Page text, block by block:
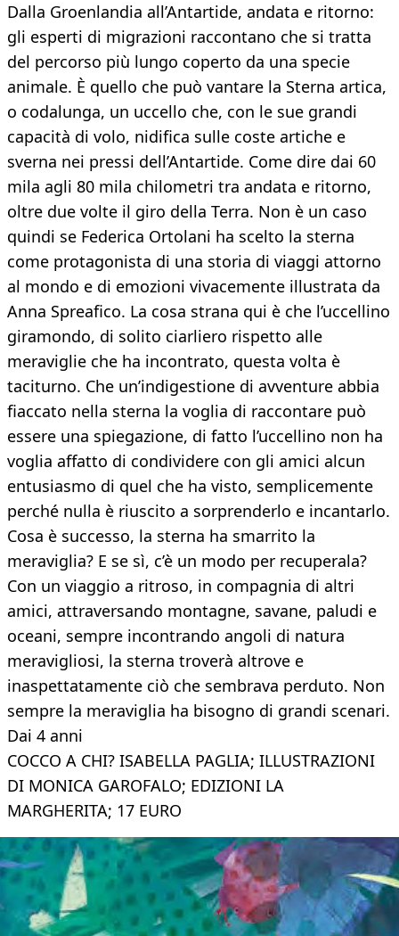
Dalla Groenlandia all’Antartide, andata e ritorno:
gli esperti di migrazioni raccontano che si tratta
del percorso più lungo coperto da una specie
animale. È quello che può vantare la Sterna artica,
o codalunga, un uccello che, con le sue grandi
capacità di volo, nidifica sulle coste artiche e
sverna nei pressi dell’Antartide. Come dire dai 60
mila agli 80 mila chilometri tra andata e ritorno,
oltre due volte il giro della Terra. Non è un caso
quindi se Federica Ortolani ha scelto la sterna
come protagonista di una storia di viaggi attorno
al mondo e di emozioni vivacemente illustrata da
Anna Spreafico. La cosa strana qui è che l’uccellino
giramondo, di solito ciarliero rispetto alle
meraviglie che ha incontrato, questa volta è
taciturno. Che un’indigestione di avventure abbia
fiaccato nella sterna la voglia di raccontare può
essere una spiegazione, di fatto l’uccellino non ha
voglia affatto di condividere con gli amici alcun
entusiasmo di quel che ha visto, semplicemente
perché nulla è riuscito a sorprenderlo e incantarlo.
Cosa è successo, la sterna ha smarrito la
meraviglia? E se sì, c’è un modo per recuperala?
Con un viaggio a ritroso, in compagnia di altri
amici, attraversando montagne, savane, paludi e
oceani, sempre incontrando angoli di natura
meravigliosi, la sterna troverà altrove e
inaspettatamente ciò che sembrava perduto. Non
sempre la meraviglia ha bisogno di grandi scenari.
Dai 4 anni
COCCO A CHI? ISABELLA PAGLIA; ILLUSTRAZIONI
DI MONICA GAROFALO; EDIZIONI LA
MARGHERITA; 17 EURO